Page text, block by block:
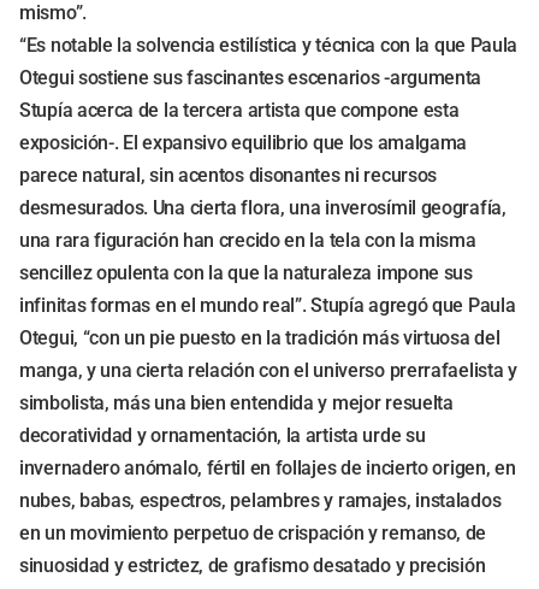
mismo”.
“Es notable la solvencia estilística y técnica con la que Paula
Otegui sostiene sus fascinantes escenarios -argumenta
Stupía acerca de la tercera artista que compone esta
exposición-. El expansivo equilibrio que los amalgama
parece natural, sin acentos disonantes ni recursos
desmesurados. Una cierta flora, una inverosímil geografía,
una rara figuración han crecido en la tela con la misma
sencillez opulenta con la que la naturaleza impone sus
infinitas formas en el mundo real”. Stupía agregó que Paula
Otegui, “con un pie puesto en la tradición más virtuosa del
manga, y una cierta relación con el universo prerrafaelista y
simbolista, más una bien entendida y mejor resuelta
decoratividad y ornamentación, la artista urde su
invernadero anómalo, fértil en follajes de incierto origen, en
nubes, babas, espectros, pelambres y ramajes, instalados
en un movimiento perpetuo de crispación y remanso, de
sinuosidad y estrictez, de grafismo desatado y precisión